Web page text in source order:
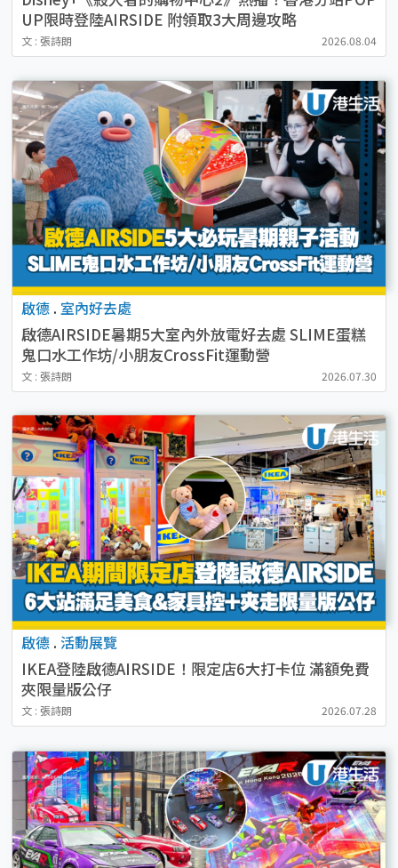
UP限時登陸AIRSIDE 附領取3大周邊攻略
文 : 張詩朗 2026.08.04
啟德 . 室內好去處
啟德AIRSIDE暑期5大室內外放電好去處 SLIME蛋糕
鬼口水工作坊/小朋友CrossFit運動營
文 : 張詩朗 2026.07.30
啟德 . 活動展覽
IKEA登陸啟德AIRSIDE！限定店6大打卡位 滿額免費
夾限量版公仔
文 : 張詩朗 2026.07.28